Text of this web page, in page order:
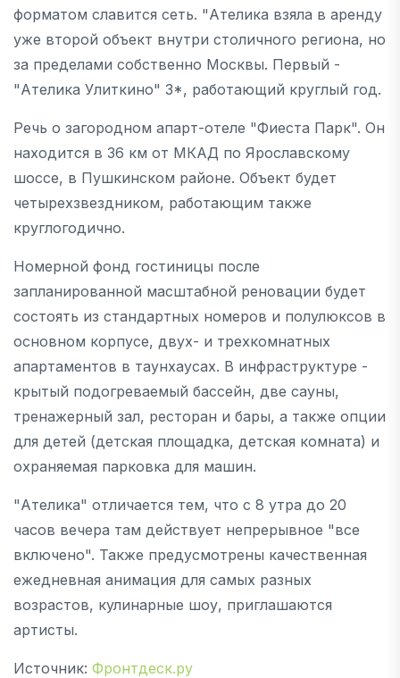
форматом славится сеть. "Ателика взяла в аренду
уже второй объект внутри столичного региона, но
за пределами собственно Москвы. Первый -
"Ателика Улиткино" 3*, работающий круглый год.
Речь о загородном апарт-отеле "Фиеста Парк". Он
находится в 36 км от МКАД по Ярославскому
шоссе, в Пушкинском районе. Объект будет
четырехзвездником, работающим также
круглогодично.
Номерной фонд гостиницы после
запланированной масштабной реновации будет
состоять из стандартных номеров и полулюксов в
основном корпусе, двух- и трехкомнатных
апартаментов в таунхаусах. В инфраструктуре -
крытый подогреваемый бассейн, две сауны,
тренажерный зал, ресторан и бары, а также опции
для детей (детская площадка, детская комната) и
охраняемая парковка для машин.
"Ателика" отличается тем, что с 8 утра до 20
часов вечера там действует непрерывное "все
включено". Также предусмотрены качественная
ежедневная анимация для самых разных
возрастов, кулинарные шоу, приглашаются
артисты.
Источник: Фронтдеск.ру